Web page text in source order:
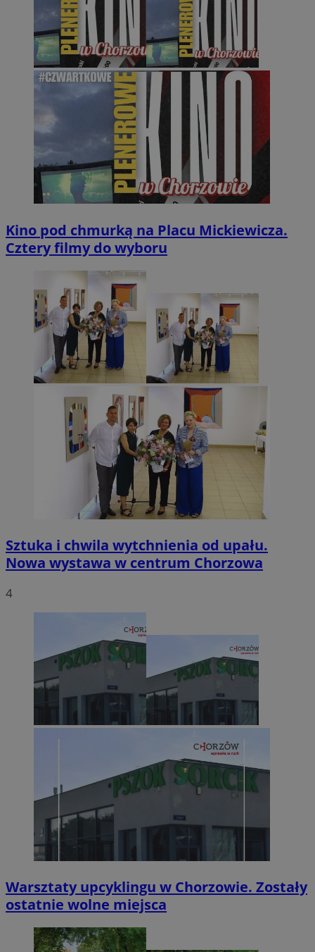
Kino pod chmurką na Placu Mickiewicza.
Cztery filmy do wyboru
Sztuka i chwila wytchnienia od upału.
Nowa wystawa w centrum Chorzowa
4
Warsztaty upcyklingu w Chorzowie. Zostały
ostatnie wolne miejsca